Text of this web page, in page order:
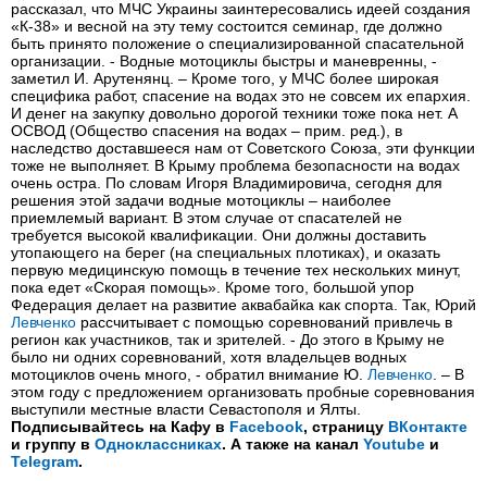
рассказал, что МЧС Украины заинтересовались идеей создания
«К-38» и весной на эту тему состоится семинар, где должно
быть принято положение о специализированной спасательной
организации. - Водные мотоциклы быстры и маневренны, -
заметил И. Арутенянц. – Кроме того, у МЧС более широкая
специфика работ, спасение на водах это не совсем их епархия.
И денег на закупку довольно дорогой техники тоже пока нет. А
ОСВОД (Общество спасения на водах – прим. ред.), в
наследство доставшееся нам от Советского Союза, эти функции
тоже не выполняет. В Крыму проблема безопасности на водах
очень остра. По словам Игоря Владимировича, сегодня для
решения этой задачи водные мотоциклы – наиболее
приемлемый вариант. В этом случае от спасателей не
требуется высокой квалификации. Они должны доставить
утопающего на берег (на специальных плотиках), и оказать
первую медицинскую помощь в течение тех нескольких минут,
пока едет «Скорая помощь». Кроме того, большой упор
Федерация делает на развитие аквабайка как спорта. Так, Юрий
Левченко рассчитывает с помощью соревнований привлечь в
регион как участников, так и зрителей. - До этого в Крыму не
было ни одних соревнований, хотя владельцев водных
мотоциклов очень много, - обратил внимание Ю. Левченко . – В
этом году с предложением организовать пробные соревнования
выступили местные власти Севастополя и Ялты.
Подписывайтесь на Кафу в Facebook, страницу ВКонтакте
и группу в Одноклассниках. А также на канал Youtube и
Telegram.